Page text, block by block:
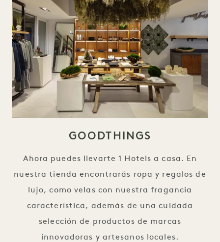
GOODTHINGS
Ahora puedes llevarte 1 Hotels a casa. En
nuestra tienda encontrarás ropa y regalos de
lujo, como velas con nuestra fragancia
característica, además de una cuidada
selección de productos de marcas
innovadoras y artesanos locales.